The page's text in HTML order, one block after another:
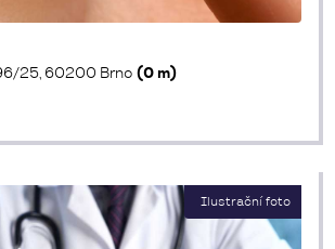
25, 60200 Brno (0 m)